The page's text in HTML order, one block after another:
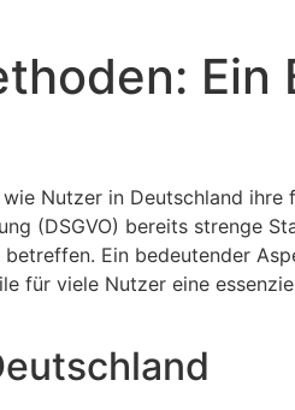
Ein
Nutzer in Deutschland ihre
(DSGVO) bereits strenge
Ein bedeutender
für viele Nutzer eine